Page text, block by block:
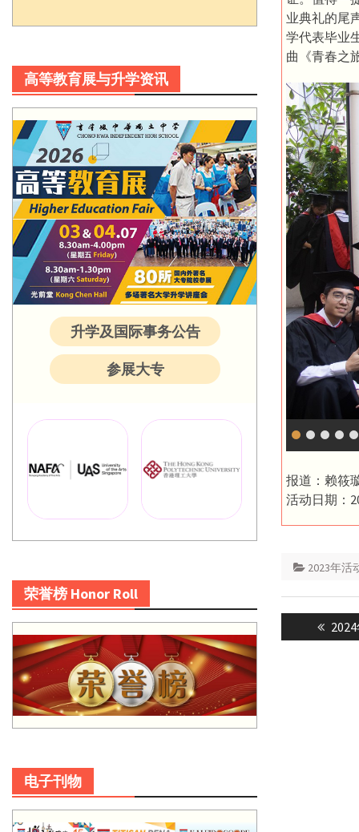
业典礼的尾
学代表毕业
曲《青春之
报道：赖筱
活动日期：
2023年活
Post
post:
高等教育展与升学资讯
升学及国际事务公告
参展大专
荣誉榜 Honor Roll
电子刊物